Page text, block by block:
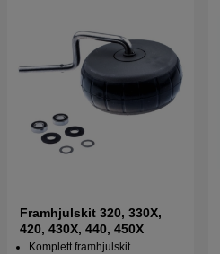
Framhjulskit 320, 330X,
420, 430X, 440, 450X
Komplett framhjulskit